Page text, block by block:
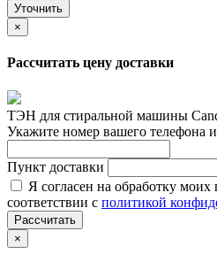
Уточнить
×
Рассчитать цену доставки
ТЭН для стиральной машины
Укажите номер вашего телефона
Пункт доставки
Я согласен на обработку
соответствии с политикой
Рассчитать
×